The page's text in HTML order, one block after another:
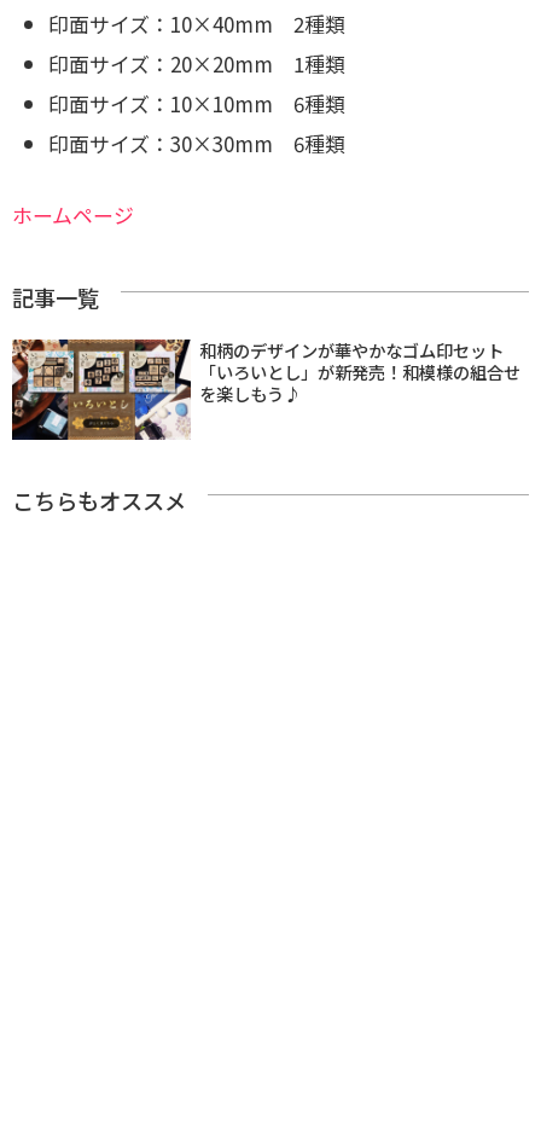
印面サイズ：10×40mm 2種類
印面サイズ：20×20mm 1種類
印面サイズ：10×10mm 6種類
印面サイズ：30×30mm 6種類
ホームページ
記事一覧
和柄のデザインが華やかなゴム印セット
「いろいとし」が新発売！和模様の組合せ
を楽しもう♪
こちらもオススメ